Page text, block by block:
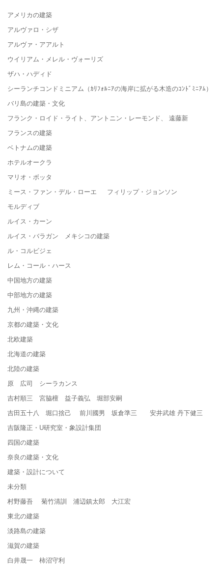
アメリカの建築
アルヴァロ・シザ
アルヴァ・アアルト
ウイリアム・メレル・ヴォーリズ
ザハ・ハディド
シーランチコンドミニアム（ｶﾘﾌｫﾙﾆｱの海岸に拡がる木造のｺﾝﾄﾞﾐﾆｱﾑ）
バリ島の建築・文化
フランク・ロイド・ライト、アントニン・レーモンド、 遠藤新
フランスの建築
ベトナムの建築
ホテルオークラ
マリオ・ボッタ
ミース・ファン・デル・ローエ フィリップ・ジョンソン
モルディブ
ルイス・カーン
ルイス・バラガン メキシコの建築
ル・コルビジェ
レム・コール・ハース
中国地方の建築
中部地方の建築
九州・沖縄の建築
京都の建築・文化
北欧建築
北海道の建築
北陸の建築
原 広司 シーラカンス
吉村順三 宮脇檀 益子義弘 堀部安嗣
吉田五十八 堀口捨己 前川國男 坂倉準三 安井武雄 丹下健三
吉阪隆正・U研究室・象設計集団
四国の建築
奈良の建築・文化
建築・設計について
未分類
村野藤吾 菊竹清訓 浦辺鎮太郎 大江宏
東北の建築
淡路島の建築
滋賀の建築
白井晟一 柿沼守利